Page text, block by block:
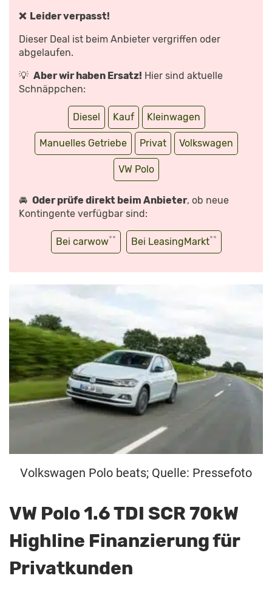
❌ Leider verpasst!
Dieser Deal ist beim Anbieter vergriffen oder
abgelaufen.
💡 Aber wir haben Ersatz! Hier sind aktuelle
Schnäppchen:
Diesel Kauf Kleinwagen
Manuelles Getriebe Privat Volkswagen
VW Polo
🚘 Oder prüfe direkt beim Anbieter, ob neue
Kontingente verfügbar sind:
Bei carwow** Bei LeasingMarkt**
Volkswagen Polo beats; Quelle: Pressefoto
VW Polo 1.6 TDI SCR 70kW
Highline Finanzierung für
Privatkunden
POLO
MOTOR
UND
SPORT“
VON
ANZEIGEN